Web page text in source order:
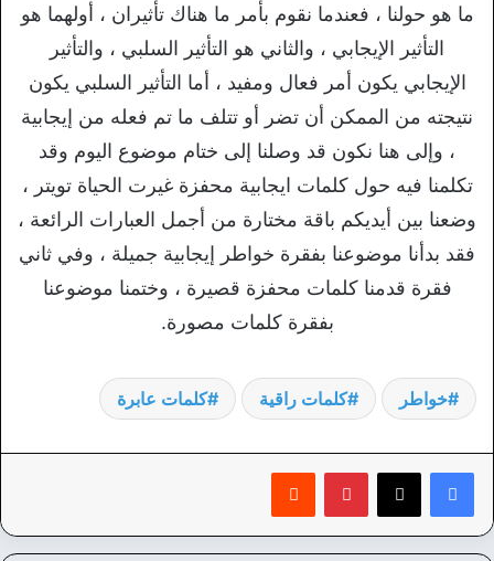
ما هو حولنا ، فعندما نقوم بأمر ما هناك تأثيران ، أولهما هو
التأثير الإيجابي ، والثاني هو التأثير السلبي ، والتأثير
الإيجابي يكون أمر فعال ومفيد ، أما التأثير السلبي يكون
نتيجته من الممكن أن تضر أو تتلف ما تم فعله من إيجابية
، وإلى هنا نكون قد وصلنا إلى ختام موضوع اليوم وقد
تكلمنا فيه حول كلمات ايجابية محفزة غيرت الحياة تويتر ،
وضعنا بين أيديكم باقة مختارة من أجمل العبارات الرائعة ،
فقد بدأنا موضوعنا بفقرة خواطر إيجابية جميلة ، وفي ثاني
فقرة قدمنا كلمات محفزة قصيرة ، وختمنا موضوعنا
بفقرة كلمات مصورة.
خواطر كلمات راقية كلمات عابرة
بينتيريست